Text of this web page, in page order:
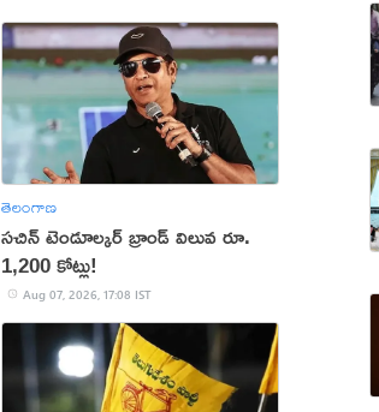
తెలంగాణ
సచిన్ టెండూల్కర్ బ్రాండ్ విలువ రూ.
1,200 కోట్లు!
Aug 07, 2026, 17:08 IST